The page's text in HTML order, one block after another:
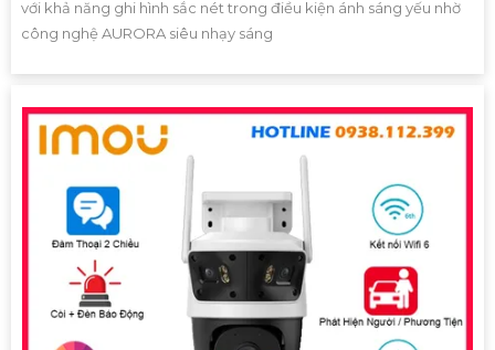
với khả năng ghi hình sắc nét trong điều kiện ánh sáng yếu nhờ
công nghệ AURORA siêu nhạy sáng